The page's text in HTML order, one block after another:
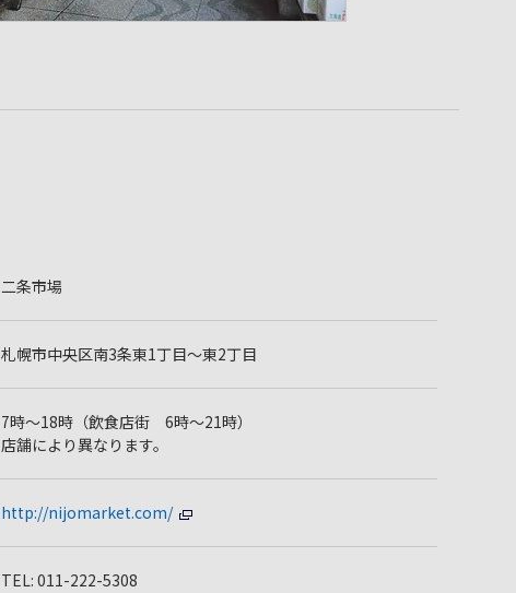
二条市場
札幌市中央区南3条東1丁目～東2丁目
7時～18時（飲食店街 6時～21時）
店舗により異なります。
http://nijomarket.com/
TEL: 011-222-5308